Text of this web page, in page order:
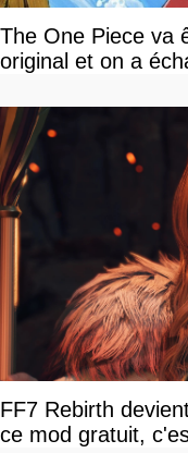
The One Piece va
original et on a
FF7 Rebirth
ce mod gratuit,